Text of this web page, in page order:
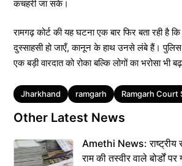
कचहरी जा सके।
रामगढ़ कोर्ट की यह घटना एक बार फिर बता रही है
दुस्साहसी हो जाएँ, कानून के हाथ उनसे लंबे हैं। पुलिस
एक बड़ी वारदात को रोका बल्कि लोगों का भरोसा भी
Tags
Jharkhand ramgarh Ramgarh Court
Other Latest News
Amethi News: राष्ट्रीय
राम की तस्वीर वाले बोर्डों पर